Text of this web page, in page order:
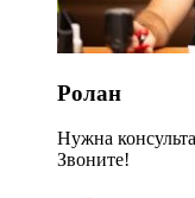
Ролан
Нужна
Звоните!